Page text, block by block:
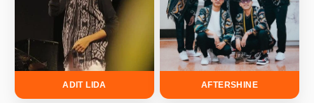
ADIT LIDA AFTERSHINE